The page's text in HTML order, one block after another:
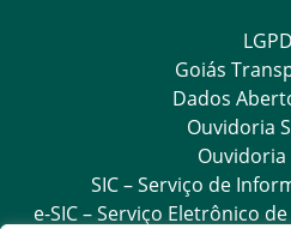
LGPD
Goiás
Dados
Ouvidoria
Ouvidoria
SIC – Serviço de
e-SIC – Serviço Eletrônico